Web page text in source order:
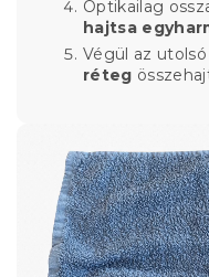
Optikailag
hajtsa
Végül az
réteg